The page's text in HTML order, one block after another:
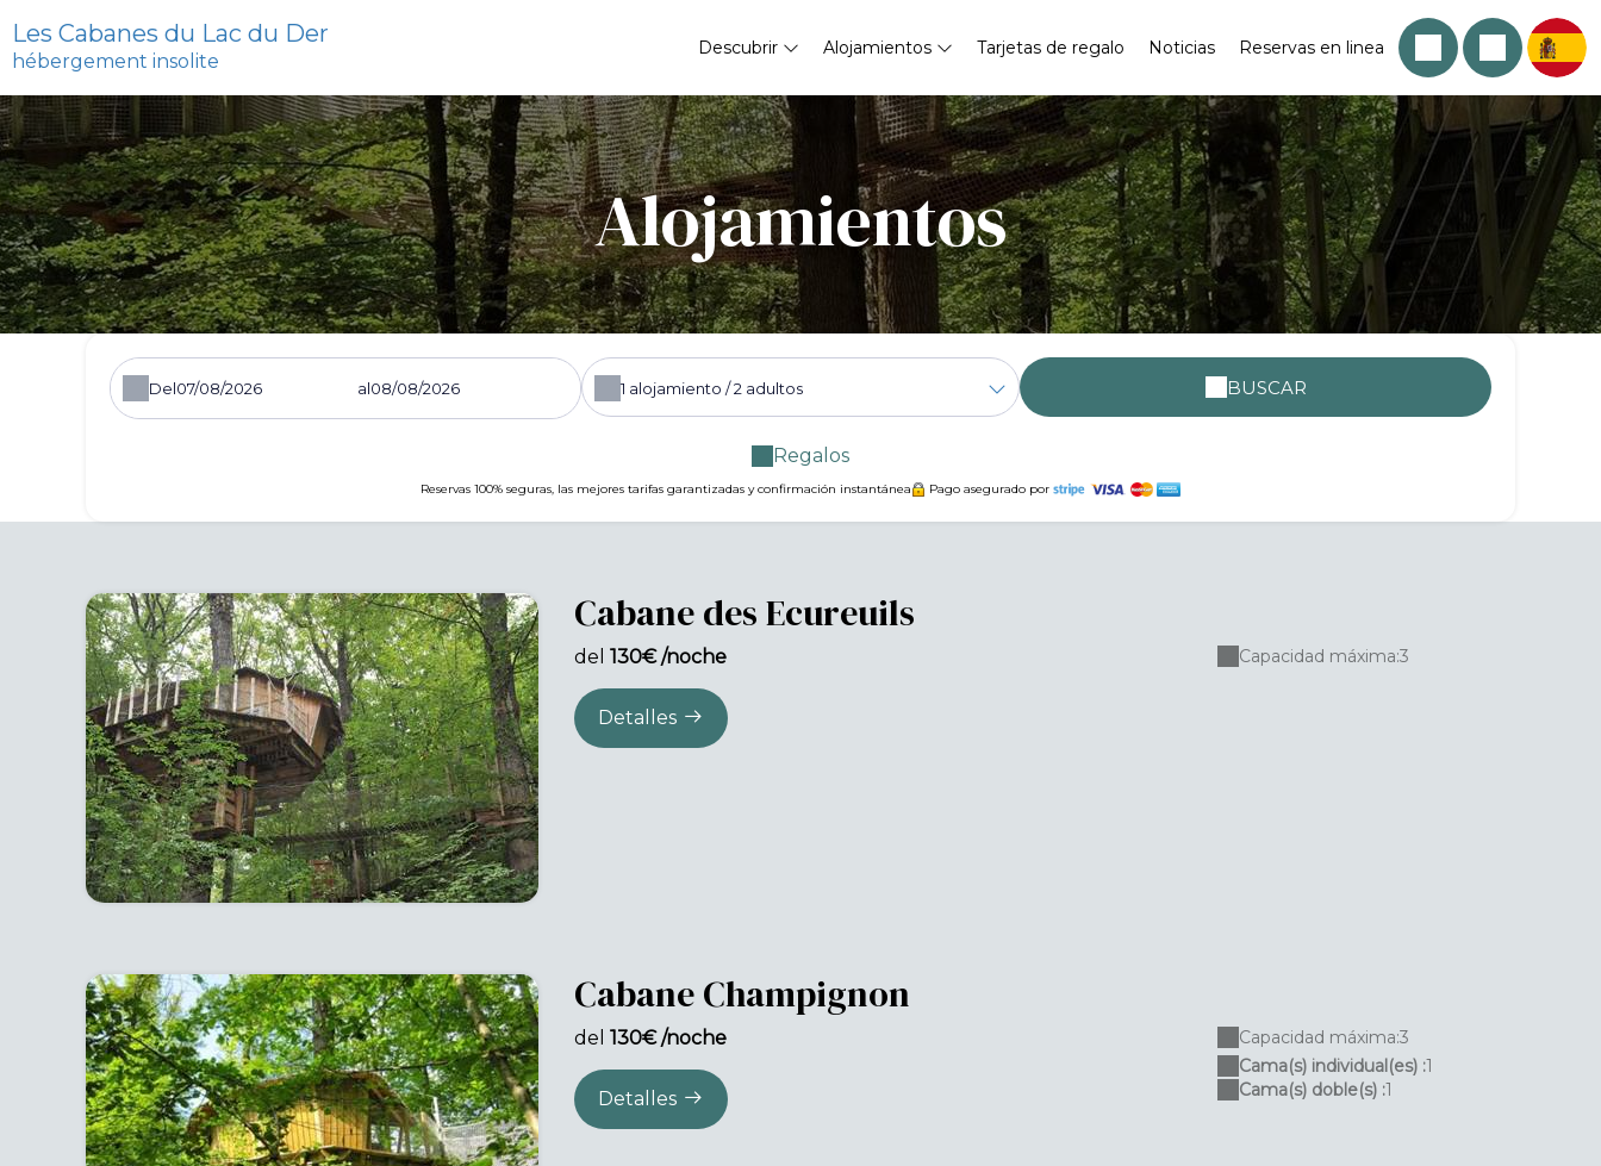
Les Cabanes du Lac du Der
hébergement insolite
Descubrir Alojamientos Tarjetas de regalo Noticias Reservas en linea
Alojamientos
Del al 1 alojamiento /2 adultos BUSCAR
Regalos
Reservas 100% seguras, las mejores tarifas garantizadas y confirmación instantánea Pago asegurado por
Cabane des Ecureuils
del 130€ /noche
Detalles
Capacidad máxima:3
Cabane Champignon
del 130€ /noche
Detalles
Capacidad máxima:3
Cama(s) individual(es) :1
Cama(s) doble(s) :1